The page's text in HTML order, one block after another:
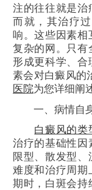
注的往往就是治
而就，其治疗
响。这些因素相
复杂的网。只有
形成更科学、合
素会对白癜风的
医院为您详细阐
一、病情自
白癜风的类
治疗的基础性因
限型、散发型
难度和治疗周期
期时，白斑会持